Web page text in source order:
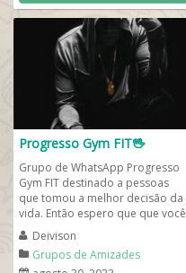
Progresso Gym FIT🖖
Grupo de WhatsApp Progresso
Gym FIT destinado a pessoas
que tomou a melhor decisão da
vida. Então espero que que você
possa encontrar as melhores
dicas para...
Deivison
Grupos de Amizades